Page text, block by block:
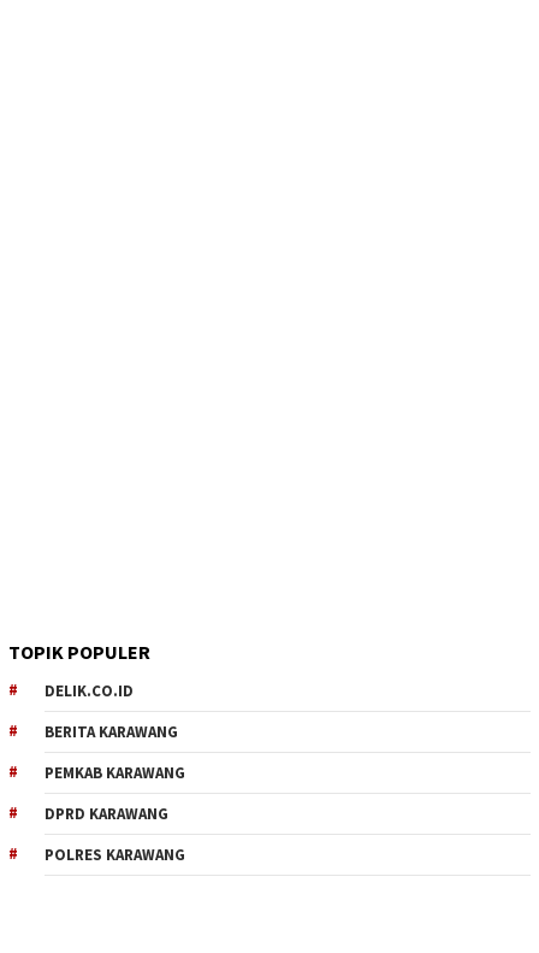
TOPIK POPULER
DELIK.CO.ID
BERITA KARAWANG
PEMKAB KARAWANG
DPRD KARAWANG
POLRES KARAWANG